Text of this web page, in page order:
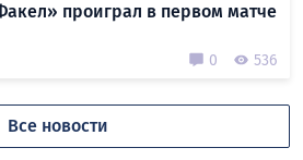
проиграл в первом матче
0 536
Все новости